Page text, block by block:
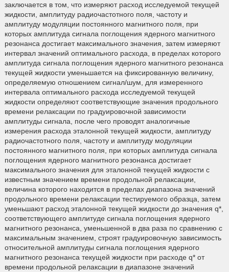
заключается в том, что измеряют расход исследуемой текущей
жидкости, амплитуду радиочастотного поля, частоту и
амплитуду модуляции постоянного магнитного поля, при
которых амплитуда сигнала поглощения ядерного магнитного
резонанса достигает максимального значения, затем измеряют
интервал значений оптимального расхода, в пределах которого
амплитуда сигнала поглощения ядерного магнитного резонанса
текущей жидкости уменьшается на фиксированную величину,
определяемую отношением сигнал/шум, для измеренного
интервала оптимального расхода исследуемой текущей
жидкости определяют соответствующие значения продольного
времени релаксации по градуировочной зависимости
амплитуды сигнала, после чего проводят аналогичные
измерения расхода эталонной текущей жидкости, амплитуду
радиочастотного поля, частоту и амплитуду модуляции
постоянного магнитного поля, при которых амплитуда сигнала
поглощения ядерного магнитного резонанса достигает
максимального значения для эталонной текущей жидкости с
известным значением времени продольной релаксации,
величина которого находится в пределах диапазона значений
продольного времени релаксации тестируемого образца, затем
уменьшают расход эталонной текущей жидкости до значения q*,
соответствующего амплитуде сигнала поглощения ядерного
магнитного резонанса, уменьшенной в два раза по сравнению с
максимальным значением, строят градуировочную зависимость
относительной амплитуды сигнала поглощения ядерного
магнитного резонанса текущей жидкости при расходе q* от
времени продольной релаксации в диапазоне значений